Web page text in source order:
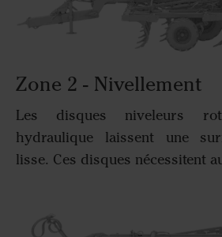
Zone 2 - Nivellement
Les disques niveleurs
hydraulique laissent une
lisse. Ces disques nécessitent